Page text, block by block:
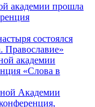
академии прошла
состоялся
Православие»
академии
«Слова в
Академии